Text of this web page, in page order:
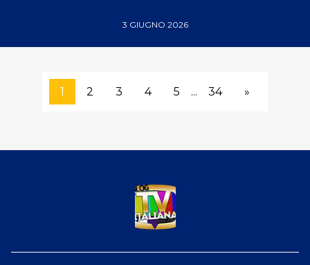
3 GIUGNO 2026
1 2 3 4 5 ... 34 »